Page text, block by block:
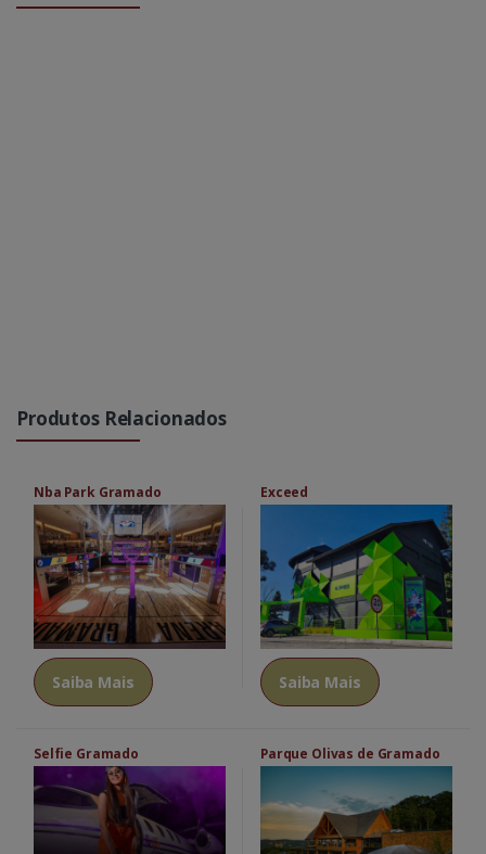
Produtos Relacionados
Nba Park Gramado
Saiba Mais
Exceed
Saiba Mais
Selfie Gramado Parque Olivas de Gramado